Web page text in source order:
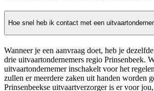
Hoe snel heb ik contact met een
Wanneer je een aanvraag doet, heb je
drie uitvaartondernemers regio Prinsenbeek.
uitvaartondernemer inschakelt voor het
zullen er meerdere zaken uit handen worden
Prinsenbeekse uitvaartverzorger is er voor